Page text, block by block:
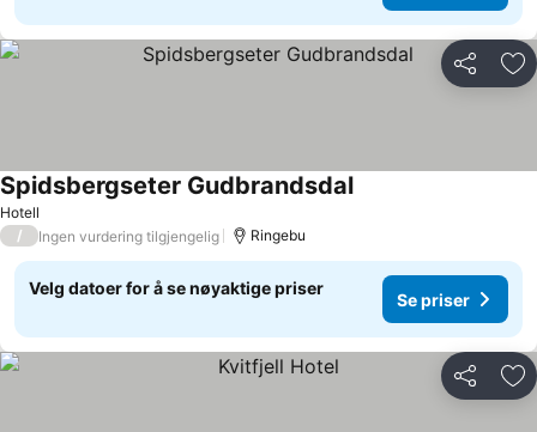
Del
Hotell
Spidsbergseter Gudbrandsdal
/ Ingen vurdering tilgjengelig Ringebu
Velg datoer for å se nøyaktige priser
Se priser
Del